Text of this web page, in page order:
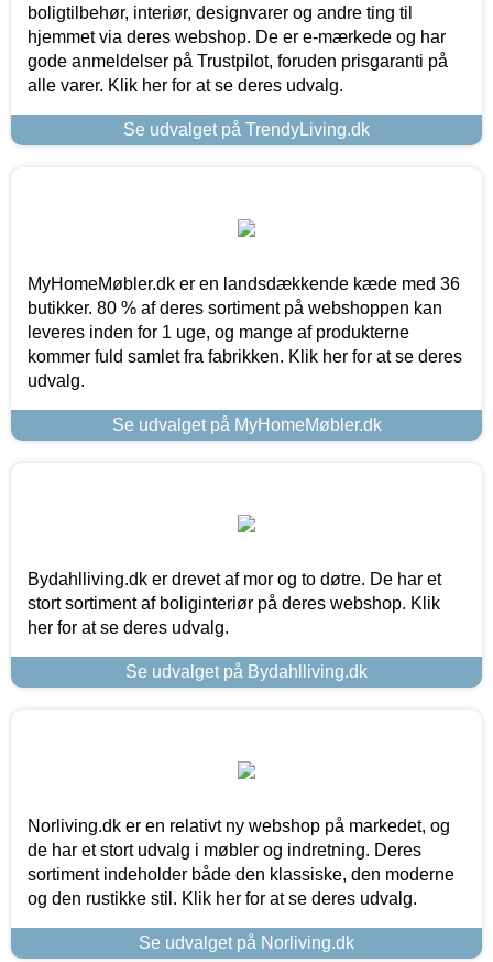
boligtilbehør, interiør, designvarer og andre ting til
hjemmet via deres webshop. De er e-mærkede og har
gode anmeldelser på Trustpilot, foruden prisgaranti på
alle varer. Klik her for at se deres udvalg.
Se udvalget på TrendyLiving.dk
MyHomeMøbler.dk er en landsdækkende kæde med 36
butikker. 80 % af deres sortiment på webshoppen kan
leveres inden for 1 uge, og mange af produkterne
kommer fuld samlet fra fabrikken. Klik her for at se deres
udvalg.
Se udvalget på MyHomeMøbler.dk
Bydahlliving.dk er drevet af mor og to døtre. De har et
stort sortiment af boliginteriør på deres webshop. Klik
her for at se deres udvalg.
Se udvalget på Bydahlliving.dk
Norliving.dk er en relativt ny webshop på markedet, og
de har et stort udvalg i møbler og indretning. Deres
sortiment indeholder både den klassiske, den moderne
og den rustikke stil. Klik her for at se deres udvalg.
Se udvalget på Norliving.dk